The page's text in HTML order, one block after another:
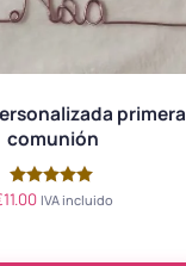
primera
comunión
Valorado
11.00 IVA incluido